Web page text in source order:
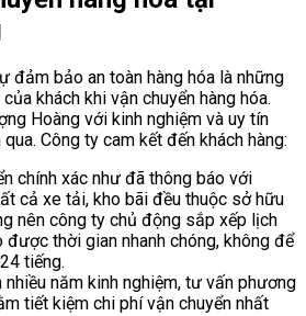
đảm bảo an toàn hàng hóa là những
khách khi vận chuyển hàng hóa.
Hoàng với kinh nghiệm và uy tín
Công ty cam kết đến khách hàng:
chính xác như đã thông báo với
cả xe tải, kho bãi đều thuộc sở hữu
nên công ty chủ động sắp xếp lịch
thời gian nhanh chóng, không để
tiếng.
năm kinh nghiệm, tư vấn phương
tiết kiệm chi phí vận chuyển nhất